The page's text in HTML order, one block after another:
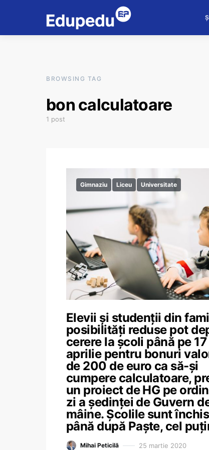
BROWSING TAG
bon calculatoare
1 post
Gimnaziu Liceu Universitate
Elevii și studenții din
posibilități reduse pot
cerere la școli până pe 17
aprilie pentru bonuri
de 200 de euro ca să-și
cumpere calculatoare,
un proiect de HG pe
zi a ședinței de Guvern
mâine. Școlile sunt
până după Paște, cel
Mihai Peticilă 25 martie 2020